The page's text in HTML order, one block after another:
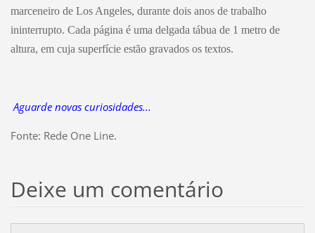
marceneiro de Los Angeles, durante dois anos de trabalho
ininterrupto. Cada página é uma delgada tábua de 1 metro de
altura, em cuja superfície estão gravados os textos.
Aguarde novas curiosidades...
Fonte: Rede One Line.
Deixe um comentário